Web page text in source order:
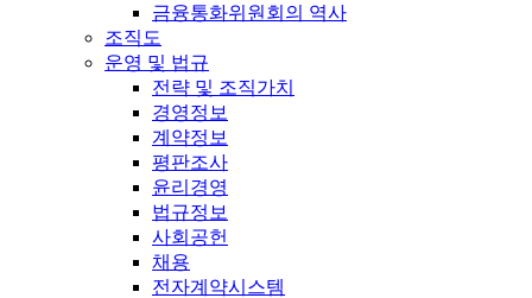
금융통화위원회의 역사
조직도
운영 및 법규
전략 및 조직가치
경영정보
계약정보
평판조사
윤리경영
법규정보
사회공헌
채용
전자계약시스템